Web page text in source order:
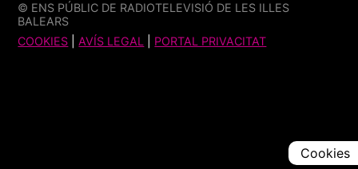
© ENS PÚBLIC DE RADIOTELEVISIÓ DE LES ILLES
BALEARS
COOKIES |AVÍS LEGAL PORTAL PRIVACITAT
Cookies